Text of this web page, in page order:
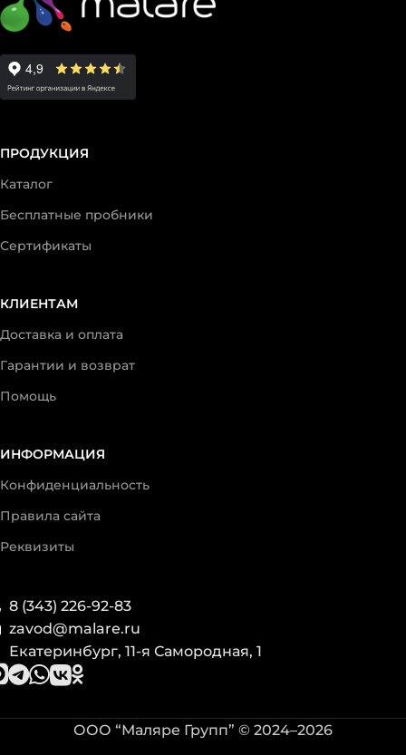
ПРОДУКЦИЯ
Каталог
Бесплатные пробники
Сертификаты
КЛИЕНТАМ
Доставка и оплата
Гарантии и возврат
Помощь
ИНФОРМАЦИЯ
Конфиденциальность
Правила сайта
Реквизиты
8 (343) 226-92-83
zavod@malare.ru
Екатеринбург, 11-я Самородная, 1
ООО “Маляре Групп” © 2024–2026